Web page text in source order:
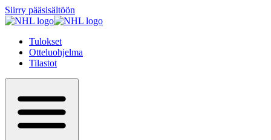
Siirry pääsisältöön
Tulokset
Otteluohjelma
Tilastot